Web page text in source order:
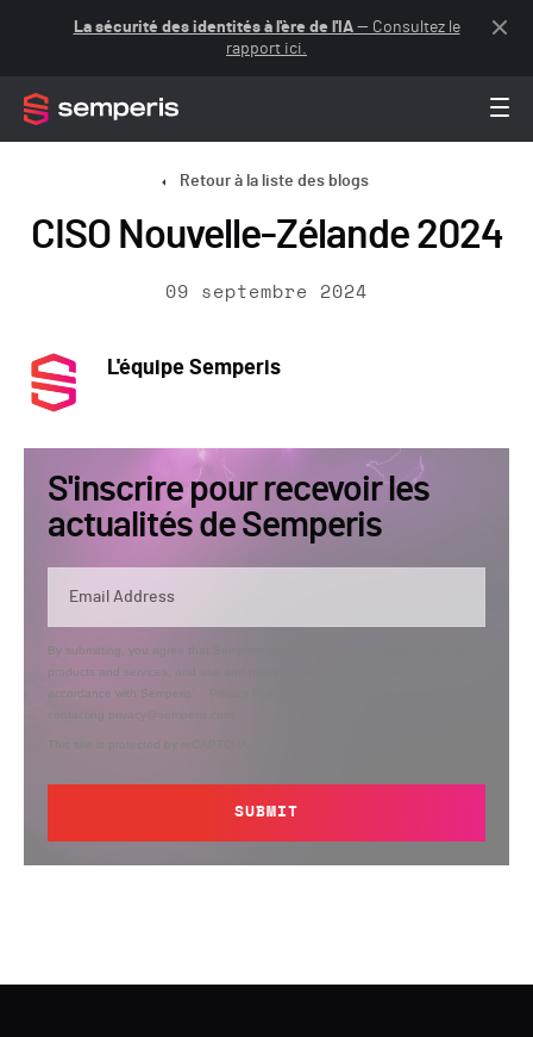
La sécurité des identités à l'ère de l'IA— Consultez le
rapport ici.
Retour à la liste des blogs
CISO Nouvelle-Zélande 2024
09 septembre 2024
L'équipe Semperis
S'inscrire pour recevoir les
actualités de Semperis
By submitting, you agree that Semperis may send you information regarding its
products and services, and use and process your personal information in
accordance with Semperis’
contacting privacy@semperis.com.
This site is protected by reCAPTCHA.
SUBMIT